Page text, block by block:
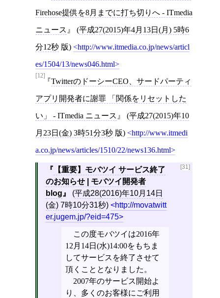
Firehose提供を8月までに打ち切りへ - ITmedia
ニュース (平成27(2015)年4月13日(月) 5時6
分12秒 版) http://www.itmedia.co.jp/news/articl
es/1504/13/news046.html
[12]
TwitterのドーシーCEO、サードパーティ
アプリ開発者に謝罪 「関係をリセットした
い」 - ITmedia ニュース (平成27(2015)年10
月23日(金) 3時51分3秒 版) http://www.itmedi
a.co.jp/news/articles/1510/22/news136.html
[31]
【重要】モバツイ サービス終了
のお知らせ | モバツイ開発者
blog
(平成28(2016)年10月14日
(金) 7時10分31秒)
http://movatwitt
er.jugem.jp/?eid=475
この度モバツイは2016年
12月14日(水)14:00をもちま
してサービスを終了させて
頂くこととなりました。
2007年のサービス開始よ
り、多くのお客様にご利用